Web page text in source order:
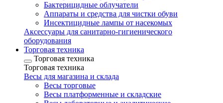
Бактерицидные облучатели
Аппараты и средства для чистки обуви
Инсектицидные лампы от насекомых
Аксессуары для санитарно-гигиенического
оборудования
Торговая техника
Торговая техника
Торговая техника
Весы для магазина и склада
Весы торговые
Весы платформенные и складские